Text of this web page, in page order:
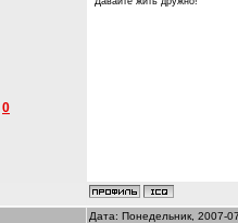
0
Дата: Понедельник, 2007-